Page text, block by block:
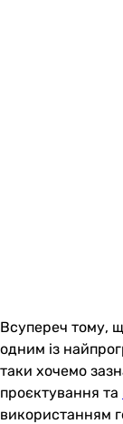
Всупереч тому,
одним із
таки хочемо
проєктування та
використанням